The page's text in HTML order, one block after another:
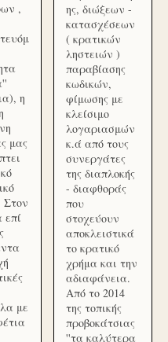
,
η
μας
Στον
επί
με
ης, διώξεων -
κατασχέσεων
( κρατικών
ληστειών )
παραβίασης
κωδικών,
φίμωσης με
κλείσιμο
λογαριασμών
κ.ά από τους
συνεργάτες
της διαπλοκής
- διαφθοράς
που
στοχεύουν
αποκλειστικά
το κρατικό
χρήμα και την
αδιαφάνεια.
Από το 2014
της τοπικής
προβοκάτσιας
''τα καλύτερα